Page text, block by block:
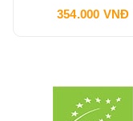
354.000 VNĐ